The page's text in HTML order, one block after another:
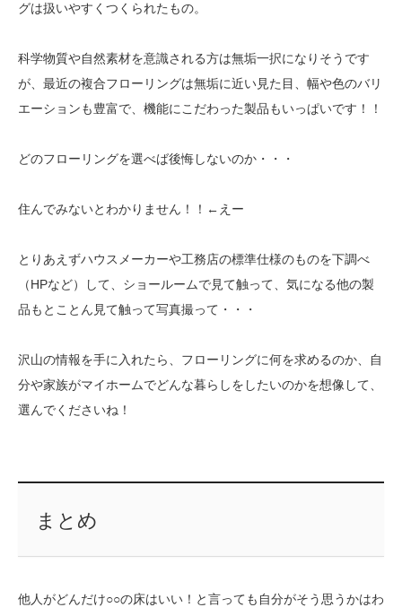
グは扱いやすくつくられたもの。
科学物質や自然素材を意識される方は無垢一択になりそうです
が、最近の複合フローリングは無垢に近い見た目、幅や色のバリ
エーションも豊富で、機能にこだわった製品もいっぱいです！！
どのフローリングを選べば後悔しないのか・・・
住んでみないとわかりません！！←えー
とりあえずハウスメーカーや工務店の標準仕様のものを下調べ
（HPなど）して、ショールームで見て触って、気になる他の製
品もとことん見て触って写真撮って・・・
沢山の情報を手に入れたら、フローリングに何を求めるのか、自
分や家族がマイホームでどんな暮らしをしたいのかを想像して、
選んでくださいね！
まとめ
他人がどんだけ○○の床はいい！と言っても自分がそう思うかはわ